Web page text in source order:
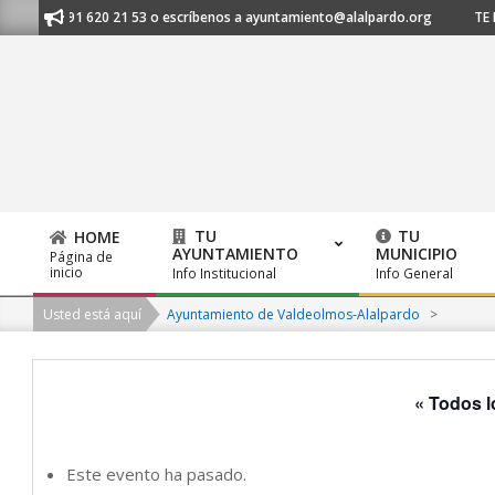
to
al 91 620 21 53 o escríbenos a ayuntamiento@alalpardo.org TE
Primary
Navigation
Menu
HOME
Página de
inicio
TU
AYUNTAMIENTO
Info Institucional
TU
MUNICIPIO
Info General
Usted está aquí Ayuntamiento de Valdeolmos-Alalpardo >
« Todos
Este evento ha pasado.